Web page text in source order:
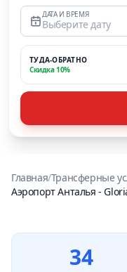
ДАТА И ВРЕМЯ
Выберите дату
ТУДА-ОБРАТНО
Скидка 10%
Главная/Трансферные
Аэропорт Анталья -
34